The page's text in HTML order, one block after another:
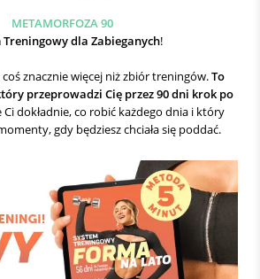
METAMORFOZA 90
Treningowy dla Zabieganych!
znacznie więcej niż zbiór treningów.To
przeprowadzi Cię przez 90 dni krok po
dokładnie, co robić każdego dnia i który
gdy będziesz chciała się poddać.